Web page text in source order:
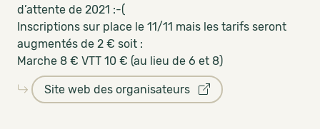
d’attente de 2021 :-(
Inscriptions sur place le 11/11 mais les tarifs seront
augmentés de 2 € soit :
Marche 8 € VTT 10 € (au lieu de 6 et 8)
Site web des organisateurs